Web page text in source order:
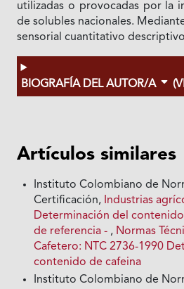
utilizadas o provocadas por la
de solubles nacionales.
sensorial cuantitativo
BIOGRAFÍA DEL AUTOR/A
Artículos similares
Instituto Colombiano de
Certificación, Industrias
Determinación del
de referencia - , Normas
Cafetero: NTC 2736-1990
contenido de cafeina
Instituto Colombiano de